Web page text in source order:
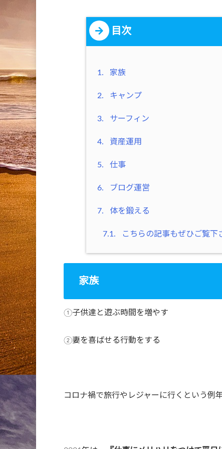
目次
1. 家族
2. キャンプ
3. サーフィン
4. 資産運用
5. 仕事
6. ブログ運営
7. 体を鍛える
7.1. こちらの記事もぜひご覧下
家族
①子供達と遊ぶ時間を増やす
②妻を喜ばせる行動をする
コロナ禍で旅行やレジャーに行くという例